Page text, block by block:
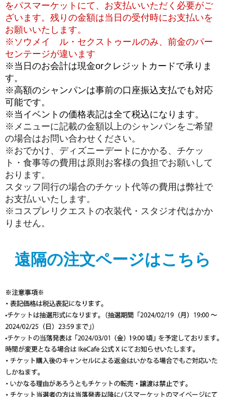
をパスマーケットにて、お支払いいただく必要がご
ざいます。残りの金額は当日の受付時にお支払いを
お願いいたします。
※ソウメイ ル・セクストゥールのみ、前金のパー
センテージが違います
※当日のお会計は現金orクレジットカードで承りま
す。
※高額のシャンパンは事前の口座振込支払でも対応
可能です。
※当イベントの価格表記は全て税込になります。
※メニューに記載の金額以上のシャンパンをご希望
の場合はお問い合わせください。
※おでかけ、ディズニーデートにかかる、チケッ
ト・食事等の費用は原則お客様の負担でお願いして
おります。
スタッフ同行の場合のチケット代等の費用は弊社で
お支払いいたします。
※コスプレリクエストの衣装代・スタジオ代はかか
りません。
遠隔の注文ページはこちら